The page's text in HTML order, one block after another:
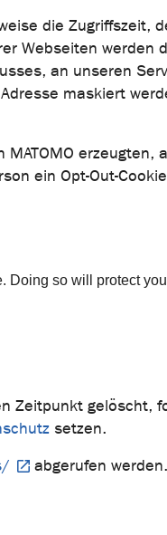
die Zugriffszeit,
Webseiten werden
an unseren
maskiert
erzeugten,
ein Opt-Out-
so will protect
Zeitpunkt gelöscht,
setzen.
abgerufen werden.